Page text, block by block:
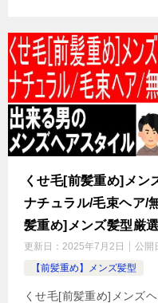
くせ毛[前髪重め]メン
ナチュラル/毛束ヘア/
髪重め]メンズ髪型厳選
更新日： 2025年7月2日 公開
【前髪重め】メンズ髪型
くせ毛[前髪重め]メンズ